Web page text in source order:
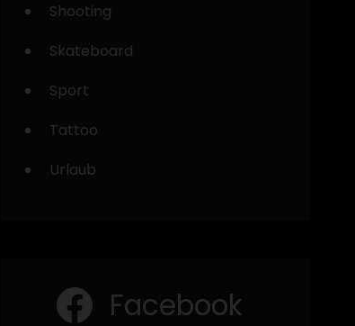
Shooting
Skateboard
Sport
Tattoo
Urlaub
Facebook